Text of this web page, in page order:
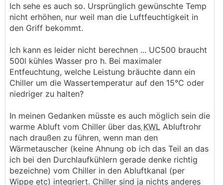
Ich sehe es auch so. Ursprünglich gewünschte Temp
nicht erhöhen, nur weil man die Luftfeuchtigkeit in
den Griff bekommt.
Ich kann es leider nicht berechnen ... UC500 braucht
500l kühles Wasser pro h. Bei maximaler
Entfeuchtung, welche Leistung bräuchte dann ein
Chiller um die Wassertemperatur auf den 15°C oder
niedriger zu halten?
In meinen Gedanken müsste es auch möglich sein die
warme Abluft vom Chiller über das KWL Abluftrohr
nach draußen zu führen, wenn man den
Wärmetauscher (keine Ahnung ob ich das Teil an das
ich bei den Durchlaufkühlern gerade denke richtig
bezeichne) vom Chiller in den Abluftkanal (per
Wippe etc) integriert. Chiller sind ja nichts anderes